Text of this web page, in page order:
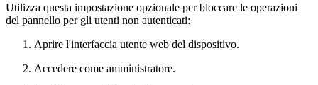
Utilizza questa impostazione opzionale per bloccare le operazioni
del pannello per gli utenti non autenticati:
Aprire l'interfaccia utente web del dispositivo.
Accedere come amministratore.